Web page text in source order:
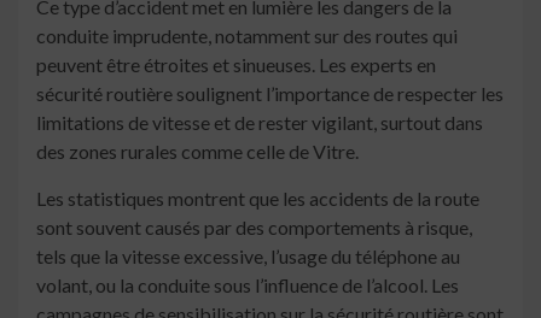
Ce type d’accident met en lumière les dangers de la
conduite imprudente, notamment sur des routes qui
peuvent être étroites et sinueuses. Les experts en
sécurité routière soulignent l’importance de respecter les
limitations de vitesse et de rester vigilant, surtout dans
des zones rurales comme celle de Vitre.
Les statistiques montrent que les accidents de la route
sont souvent causés par des comportements à risque,
tels que la vitesse excessive, l’usage du téléphone au
volant, ou la conduite sous l’influence de l’alcool. Les